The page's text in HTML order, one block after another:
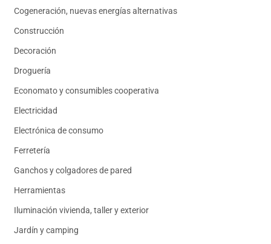
Cogeneración, nuevas energías alternativas
Construcción
Decoración
Droguería
Economato y consumibles cooperativa
Electricidad
Electrónica de consumo
Ferretería
Ganchos y colgadores de pared
Herramientas
Iluminación vivienda, taller y exterior
Jardín y camping